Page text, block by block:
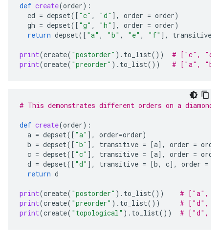
def create(order):
cd = depset([ "c" , "d" ], order = order)
gh = depset([ "g" , "h" ], order = order)
return depset([ "a" , "b" , "e" , "f" ], transitive
print(create( "postorder" ) . to_list())
# ["c",
print(create( "preorder" ) . to_list()) # ["a",
# This demonstrates different orders on a diamond
def create(order):
a = depset([ "a" ], order=order)
b = depset([ "b" ], transitive = [a], order =
c = depset([ "c" ], transitive = [a], order =
d = depset([ "d" ], transitive = [b, c], order =
return d
print(create( "postorder" ) . to_list())
# ["a",
print(create( "preorder" ) . to_list())
# ["d",
print(create( "topological" ) . to_list()) # ["d",